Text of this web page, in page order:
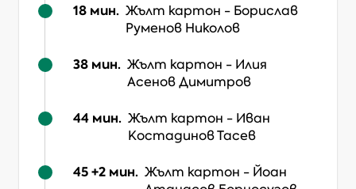
18 мин. Жълт картон - Борислав
Руменов Николов
38 мин. Жълт картон - Илия
Асенов Димитров
44 мин. Жълт картон - Иван
Костадинов Тасев
45 +2 мин. Жълт картон - Йоан